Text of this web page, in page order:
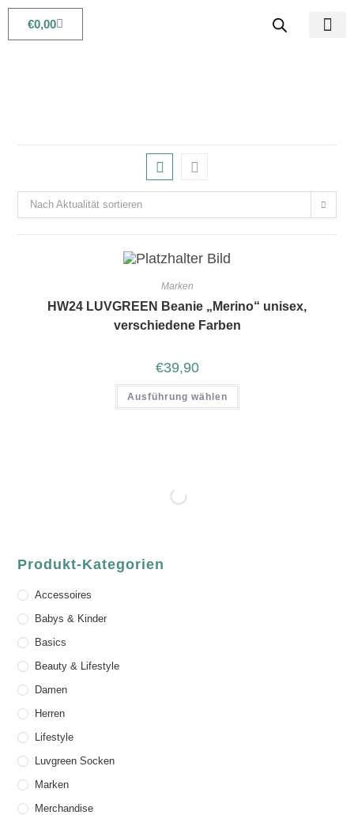
€0,00
Nach Aktualität sortieren
Marken
HW24 LUVGREEN Beanie „Merino“ unisex,
verschiedene Farben
€39,90
Ausführung wählen
Produkt-Kategorien
Accessoires
Babys & Kinder
Basics
Beauty & Lifestyle
Damen
Herren
Lifestyle
Luvgreen Socken
Marken
Merchandise